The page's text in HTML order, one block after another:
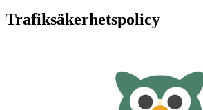
Trafiksäkerhetspolicy